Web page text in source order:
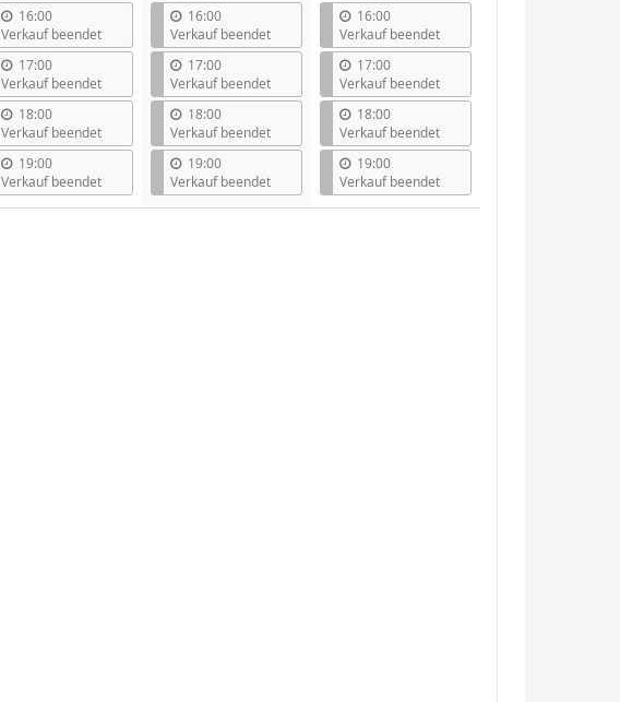
16:00
Verkauf beendet
17:00
Verkauf beendet
18:00
Verkauf beendet
19:00
Verkauf beendet
16:00
Verkauf beendet
17:00
Verkauf beendet
18:00
Verkauf beendet
19:00
Verkauf beendet
16:00
Verkauf beendet
17:00
Verkauf beendet
18:00
Verkauf beendet
19:00
Verkauf beendet